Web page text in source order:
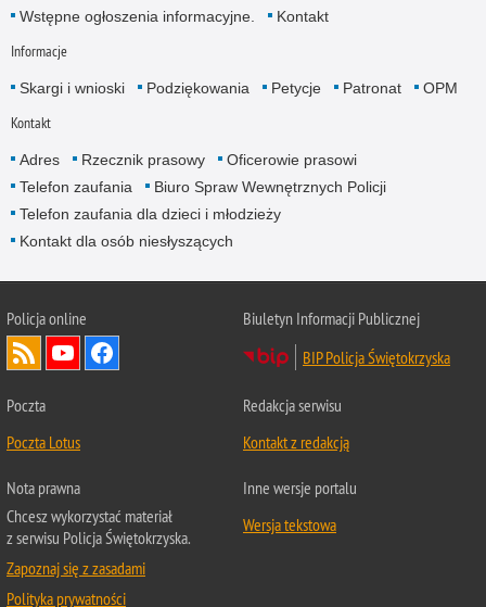
Wstępne ogłoszenia informacyjne.
Kontakt
Informacje
Skargi i wnioski Podziękowania Petycje Patronat OPM
Kontakt
Adres Rzecznik prasowy
Oficerowie prasowi
Telefon zaufania
Biuro Spraw Wewnętrznych Policji
Telefon zaufania dla dzieci i młodzieży
Kontakt dla osób niesłyszących
Policja online
Biuletyn Informacji Publicznej
BIP Policja Świętokrzyska
Poczta
Poczta Lotus
Redakcja serwisu
Kontakt z redakcją
Nota prawna
Chcesz wykorzystać materiał
z serwisu Policja Świętokrzyska.
Zapoznaj się z zasadami
Polityka prywatności
Inne wersje portalu
Wersja tekstowa